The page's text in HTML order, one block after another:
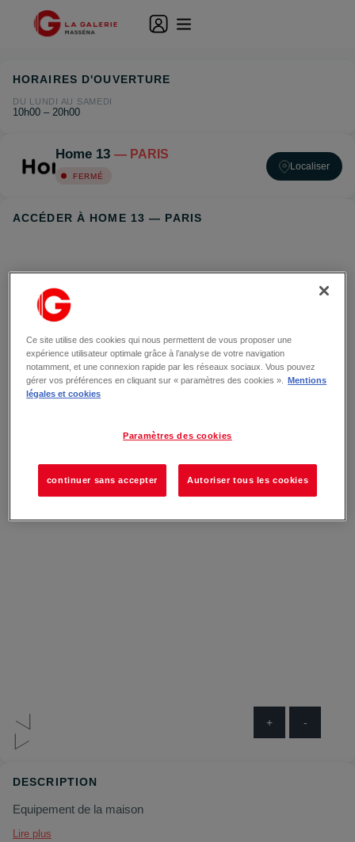
Home 13 — PARIS
FERMÉ
Localiser
ACCÉDER À HOME 13 — PARIS
+ -
HORAIRES D'OUVERTURE
DU LUNDI AU SAMEDI
10h00 – 20h00
DESCRIPTION
Equipement de la maison
Lire plus
Ce site utilise des cookies qui nous permettent de vous proposer une
expérience utilisateur optimale grâce à l’analyse de votre navigation
notamment, et une connexion rapide par les réseaux sociaux. Vous pouvez
gérer vos préférences en cliquant sur « paramètres des cookies ».
Mentions
légales et cookies
Paramètres des cookies
continuer sans accepter Autoriser tous les cookies